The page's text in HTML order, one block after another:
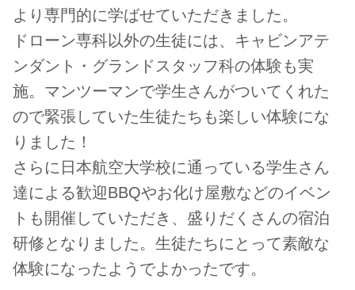
より専門的に学ばせていただきました。
ドローン専科以外の生徒には、キャビンアテ
ンダント・グランドスタッフ科の体験も実
施。マンツーマンで学生さんがついてくれた
ので緊張していた生徒たちも楽しい体験にな
りました！
さらに日本航空大学校に通っている学生さん
達による歓迎BBQやお化け屋敷などのイベン
トも開催していただき、盛りだくさんの宿泊
研修となりました。生徒たちにとって素敵な
体験になったようでよかったです。